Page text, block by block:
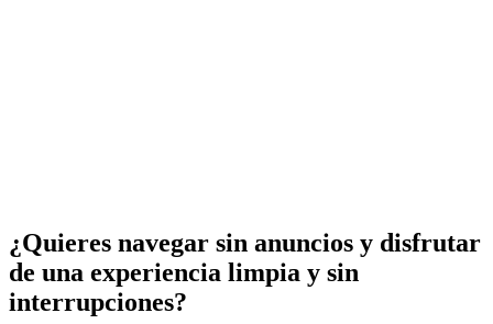
¿Quieres navegar sin anuncios y disfrutar
de una experiencia limpia y sin
interrupciones?